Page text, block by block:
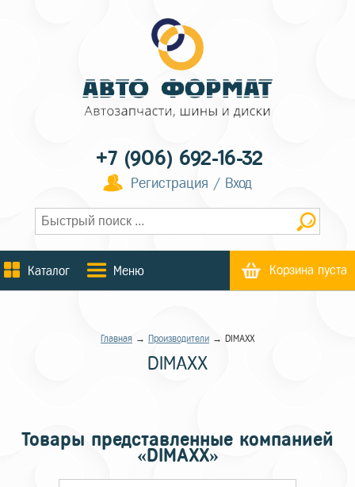
+7 (906) 692-16-32
Регистрация / Вход
Каталог Меню Корзина пуста
Главная → Производители → DIMAXX
DIMAXX
Товары представленные компанией
«DIMAXX»